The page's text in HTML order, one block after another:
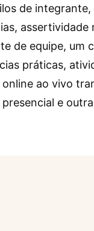
de
de equipe, um
práticas,
ao vivo
e